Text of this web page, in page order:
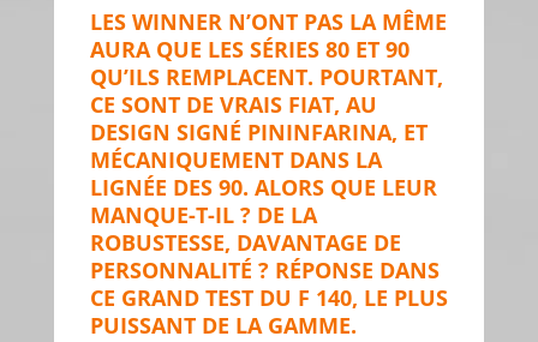
LES WINNER N’ONT PAS LA MÊME
AURA QUE LES SÉRIES 80 ET 90
QU’ILS REMPLACENT. POURTANT,
CE SONT DE VRAIS FIAT, AU
DESIGN SIGNÉ PININFARINA, ET
MÉCANIQUEMENT DANS LA
LIGNÉE DES 90. ALORS QUE LEUR
MANQUE-T-IL ? DE LA
ROBUSTESSE, DAVANTAGE DE
PERSONNALITÉ ? RÉPONSE DANS
CE GRAND TEST DU F 140, LE PLUS
PUISSANT DE LA GAMME.